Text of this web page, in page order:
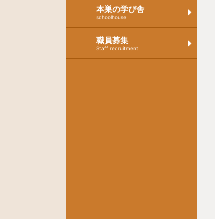
本巣の学び舎
schoolhouse
職員募集
Staff recruitment